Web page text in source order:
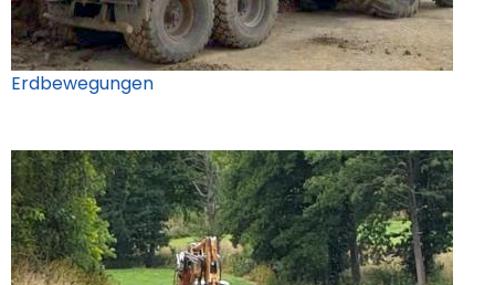
Erdbewegungen